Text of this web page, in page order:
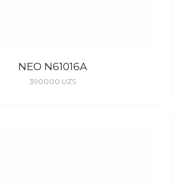
NEO N61016A
390000 UZS